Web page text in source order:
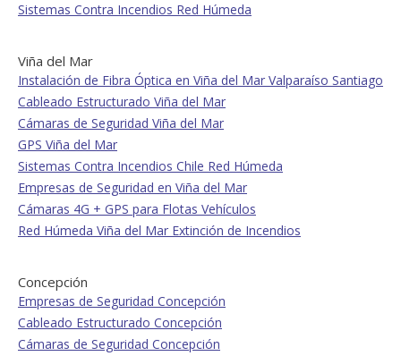
Sistemas Contra Incendios Red Húmeda
Viña del Mar
Instalación de Fibra Óptica en Viña del Mar Valparaíso Santiago
Cableado Estructurado Viña del Mar
Cámaras de Seguridad Viña del Mar
GPS Viña del Mar
Sistemas Contra Incendios Chile Red Húmeda
Empresas de Seguridad en Viña del Mar
Cámaras 4G + GPS para Flotas Vehículos
Red Húmeda Viña del Mar Extinción de Incendios
Concepción
Empresas de Seguridad Concepción
Cableado Estructurado Concepción
Cámaras de Seguridad Concepción